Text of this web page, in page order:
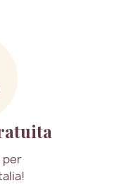
per